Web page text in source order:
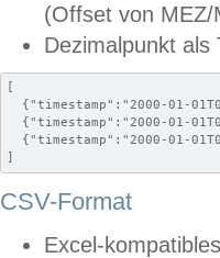
(Offset von MEZ/
Dezimalpunkt als
[
{"timestamp":"2000-01-
{"timestamp":"2000-01-
{"timestamp":"2000-01-
]
CSV-Format
Excel-